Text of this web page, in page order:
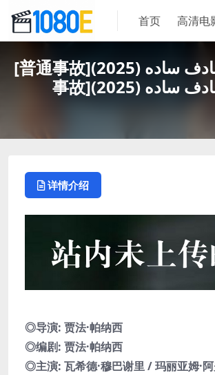
首页 高清电
[普通事故]یک تصادف ساده (2025)[百度网盘+夸克网盘4K超清未删减资源][网盘在线播放/下载][MP4/7.8GB][中文字幕][普通
详情介绍
◎导演: 贾法·帕纳西
◎编剧: 贾法·帕纳西
◎主演: 瓦希德·穆巴谢里 / 玛丽亚姆·